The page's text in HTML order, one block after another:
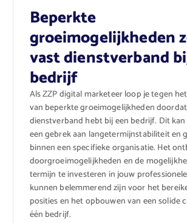
Beperkte
groeimogelijkheden
vast dienstverband
bedrijf
Als ZZP digital marketeer loop je tegen
van beperkte groeimogelijkheden
dienstverband hebt bij een bedrijf. Dit
een gebrek aan langetermijnstabiliteit en
binnen een specifieke organisatie. Het
doorgroeimogelijkheden en de
termijn te investeren in jouw
kunnen belemmerend zijn voor het
posities en het opbouwen van een solide
één bedrijf.